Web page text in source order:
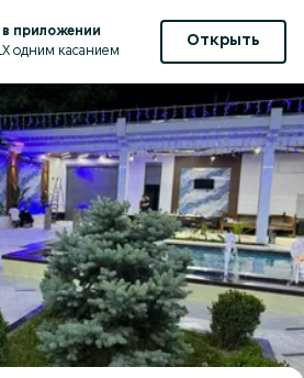
приложении
одним касанием
Открыть